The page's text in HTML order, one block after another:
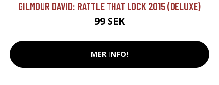
GILMOUR DAVID: RATTLE THAT LOCK 2015 (DELUXE)
99 SEK
MER INFO!